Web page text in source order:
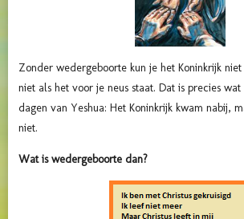
Zonder wedergeboorte kun je het Koninkrijk
niet als het voor je neus staat. Dat is precies
dagen van Yeshua: Het Koninkrijk kwam nabij,
niet.
Wat is wedergeboorte dan?